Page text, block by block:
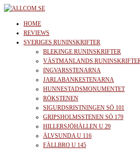
Skip
content
allcom.se
News | Reviews | History
HOME
REVIEWS
SVERIGES RUNINSKRIFTER
BLEKINGE RUNINSKRIFTER
VÄSTMANLANDS
INGVARSSTENARNA
JARLABANKESTENARNA
HUNNESTADSMONUMENTET
RÖKSTENEN
SIGURDSRISTNINGEN SÖ 101
GRIPSHOLMSSTENEN SÖ 179
HILLERSJÖHÄLLEN U 29
ÄLVSUNDA U 116
FÄLLBRO U 145